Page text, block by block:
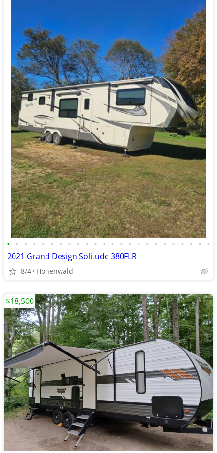
• • • • • • • • • • • • • • • • • • • • • • • •
2021 Grand Design Solitude 380FLR
8/4 Hohenwald
$18,500